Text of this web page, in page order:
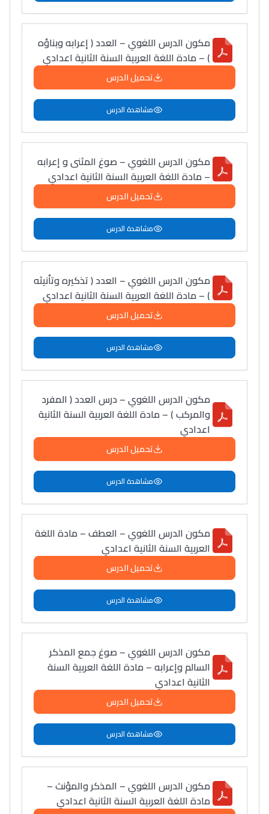
مكون الدرس اللغوي – العدد ( إعرابه وبناؤه
) – مادة اللغة العربية السنة الثانية اعدادي
تحميل الدرس
مشاهدة الدرس
مكون الدرس اللغوي – صوغ المثنى و إعرابه
– مادة اللغة العربية السنة الثانية اعدادي
تحميل الدرس
مشاهدة الدرس
مكون الدرس اللغوي – العدد ( تذكيره وتأنيثه
) – مادة اللغة العربية السنة الثانية اعدادي
تحميل الدرس
مشاهدة الدرس
مكون الدرس اللغوي – درس العدد ( المفرد
والمركب ) – مادة اللغة العربية السنة الثانية
اعدادي
تحميل الدرس
مشاهدة الدرس
مكون الدرس اللغوي – العطف – مادة اللغة
العربية السنة الثانية اعدادي
تحميل الدرس
مشاهدة الدرس
مكون الدرس اللغوي – صوغ جمع المذكر
السالم وإعرابه – مادة اللغة العربية السنة
الثانية اعدادي
تحميل الدرس
مشاهدة الدرس
مكون الدرس اللغوي – المذكر والمؤنث –
مادة اللغة العربية السنة الثانية اعدادي